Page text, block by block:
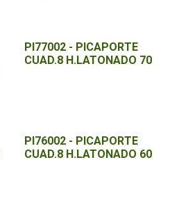
PI77002 - PICAPORTE
CUAD.8 H.LATONADO 70
PI76002 - PICAPORTE
CUAD.8 H.LATONADO 60